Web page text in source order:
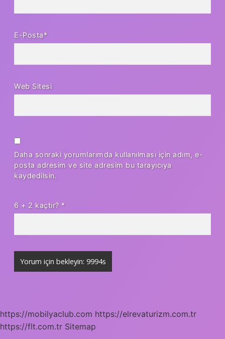
E-Posta*
Web Sitesi
Daha sonraki yorumlarımda kullanılması için adım, e-
posta adresim ve site adresim bu tarayıcıya
kaydedilsin.
6 + 2 kaçtır? *
https://mobilyaclub.com https://elrevaturizm.com.tr
https://flt.com.tr Sitemap